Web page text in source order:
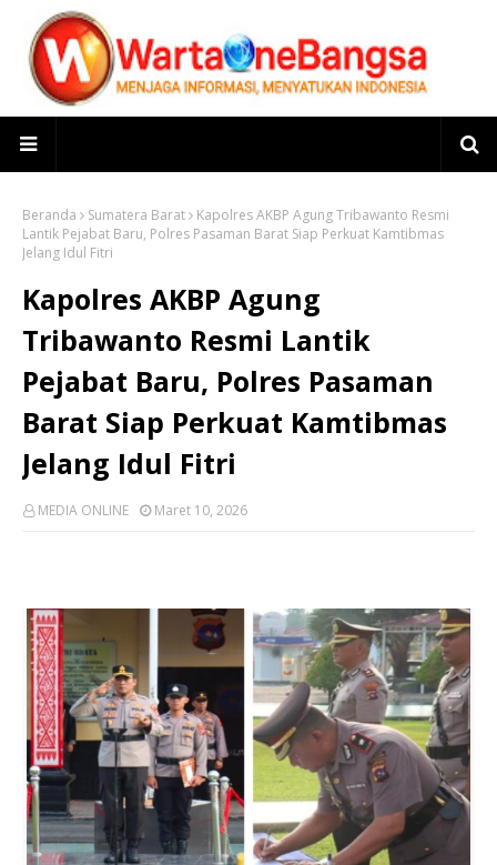
Beranda Sumatera Barat
Kapolres AKBP Agung Tribawanto Resmi
Lantik Pejabat Baru, Polres Pasaman Barat Siap Perkuat Kamtibmas
Jelang Idul Fitri
Kapolres AKBP Agung
Tribawanto Resmi Lantik
Pejabat Baru, Polres Pasaman
Barat Siap Perkuat Kamtibmas
Jelang Idul Fitri
MEDIA ONLINE Maret 10, 2026